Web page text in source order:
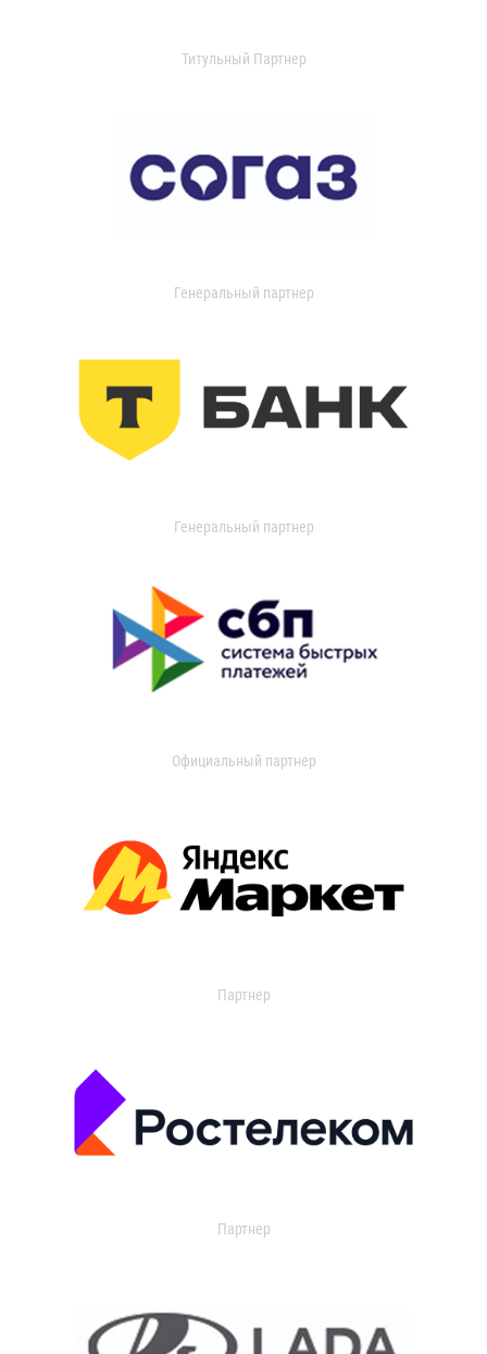
Титульный Партнер
Генеральный партнер
Генеральный партнер
Официальный партнер
Партнер
Партнер